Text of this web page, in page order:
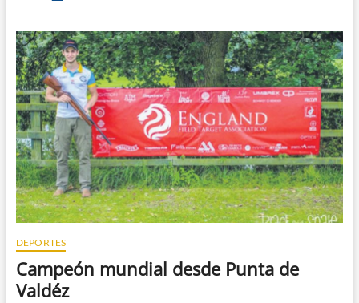
Veracruz
todavía
soy
ídolo”
DEPORTES
Campeón mundial desde Punta de
Valdéz